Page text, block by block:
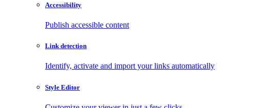
Accessibility
Publish accessible content
Link detection
Identify, activate and import your links automatically
Style Editor